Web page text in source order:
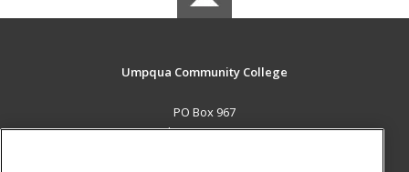
Umpqua Community College
PO Box 967
Roseburg, OR 97470 US